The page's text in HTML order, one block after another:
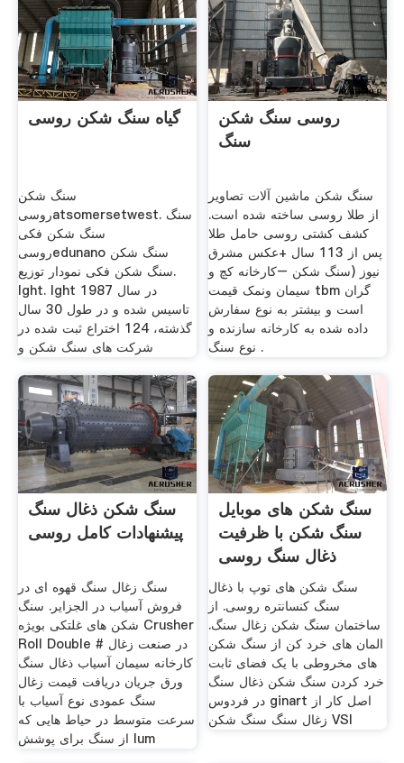
گیاه سنگ شکن روسی
سنگ شکن
روسیatsomersetwest. سنگ
سنگ شکن فکی
روسیedunano سنگ شکن
سنگ شکن فکی نمودار توزیع.
lght. lght در سال 1987
تاسیس شده و در طول 30 سال
گذشته، 124 اختراع ثبت شده در
شركت های سنگ شكن و
روسی سنگ شکن
سنگ
سنگ شکن ماشین آلات تصاویر
از طلا روسی ساخته شده است.
کشف کشتی روسی حامل طلا
پس از 113 سال +عکس مشرق
نیوز (سنگ شکن –کارخانه کچ و
سیمان ونمک قیمت tbm گران
است و بیشتر به نوع سفارش
داده شده به کارخانه سازنده و
نوع سنگ .
سنگ شکن ذغال سنگ
پیشنهادات کامل روسی
سنگ زغال سنگ قهوه ای در
فروش آسیاب در الجزایر. سنگ
شکن های غلتکی بویژه Crusher
Roll Double در صنعت زغال #
کارخانه سیمان آسیاب ذغال سنگ
ورق جریان دریافت قیمت زغال
سنگ عمودی نوع آسیاب با
سرعت متوسط در حیاط هایی که
از سنگ برای پوشش lum
سنگ شکن های موبایل
سنگ شکن با ظرفیت
ذغال سنگ روسی
سنگ شکن های توپ با ذغال
سنگ کنسانتره روسی. از
ساختمان سنگ شکن زغال سنگ.
المان های خرد کن از سنگ شکن
های مخروطی با یک فضای ثابت
خرد کردن سنگ شکن ذغال سنگ
در فردوس ginart اصل کار از
زغال سنگ سنگ شکن VSI